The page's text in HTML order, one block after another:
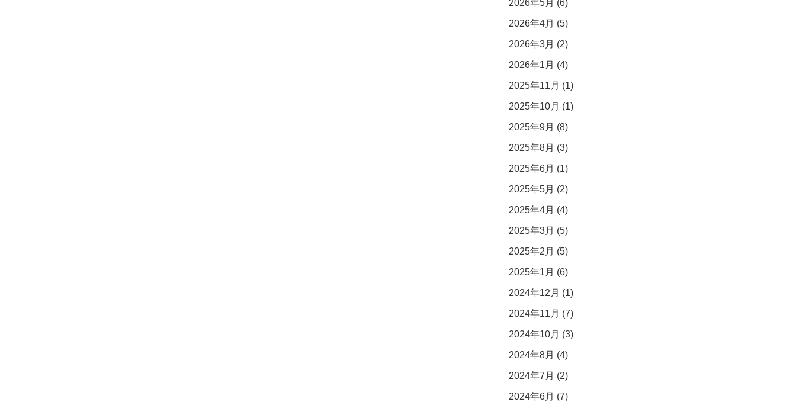
2026年5月 (6)
2026年4月 (5)
2026年3月 (2)
2026年1月 (4)
2025年11月 (1)
2025年10月 (1)
2025年9月 (8)
2025年8月 (3)
2025年6月 (1)
2025年5月 (2)
2025年4月 (4)
2025年3月 (5)
2025年2月 (5)
2025年1月 (6)
2024年12月 (1)
2024年11月 (7)
2024年10月 (3)
2024年8月 (4)
2024年7月 (2)
2024年6月 (7)